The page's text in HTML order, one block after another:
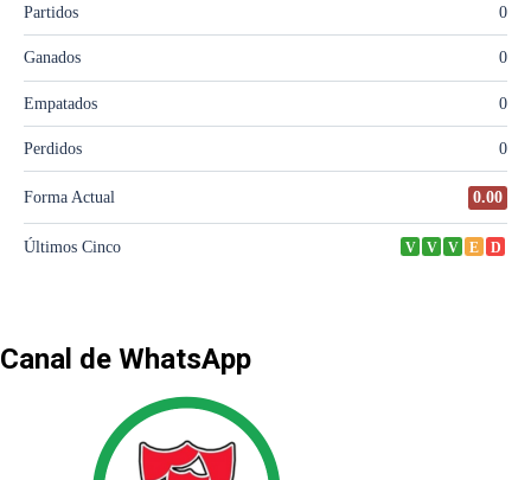
Canal de WhatsApp